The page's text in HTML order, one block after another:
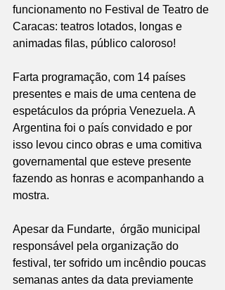
funcionamento no Festival de Teatro de
Caracas: teatros lotados, longas e
animadas filas, público caloroso!
Farta programação, com 14 países
presentes e mais de uma centena de
espetáculos da própria Venezuela. A
Argentina foi o país convidado e por
isso levou cinco obras e uma comitiva
governamental que esteve presente
fazendo as honras e acompanhando a
mostra.
Apesar da Fundarte,  órgão municipal
responsável pela organização do
festival, ter sofrido um incêndio poucas
semanas antes da data previamente